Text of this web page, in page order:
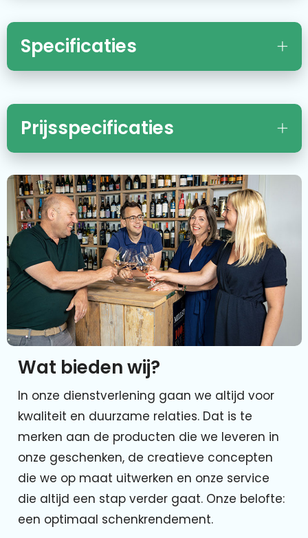
Specificaties
Prijsspecificaties
Wat bieden wij?
In onze dienstverlening gaan we altijd voor
kwaliteit en duurzame relaties. Dat is te
merken aan de producten die we leveren in
onze geschenken, de creatieve concepten
die we op maat uitwerken en onze service
die altijd een stap verder gaat. Onze belofte:
een optimaal schenkrendement.